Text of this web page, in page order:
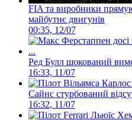
FIA та виробники
майбутнє двигунів
00:35, 12/07
Ред Булл шокований
16:33, 11/07
Сайнс стурбований
16:32, 11/07